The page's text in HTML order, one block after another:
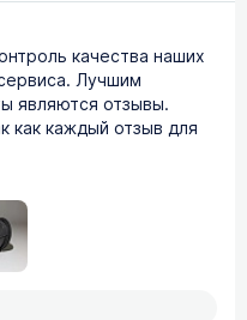
качества наших
Лучшим
являются отзывы.
как каждый отзыв для